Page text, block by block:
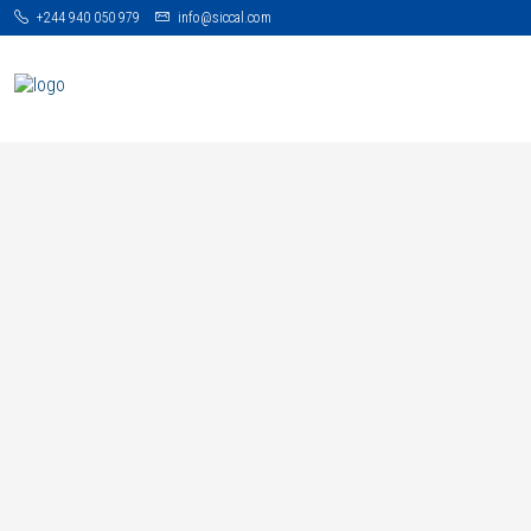
+244 940 050 979 info@siccal.com